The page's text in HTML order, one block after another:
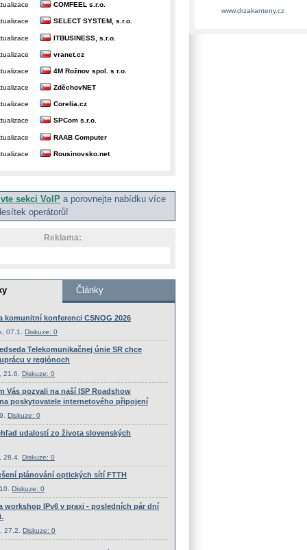
COMFEEL s.r.o.
SELECT SYSTEM, s.r.o.
ITBUSINESS, s.r.o.
vranet.cz
4M Rožnov spol. s r.o.
ZděchovNET
Corelia.cz
SPCom s.r.o.
RAAB Computer
Rousinovsko.net
sekci VoIP a porovnejte nabídku více
operátorů!
Reklama:
www.drzakanteny.cz